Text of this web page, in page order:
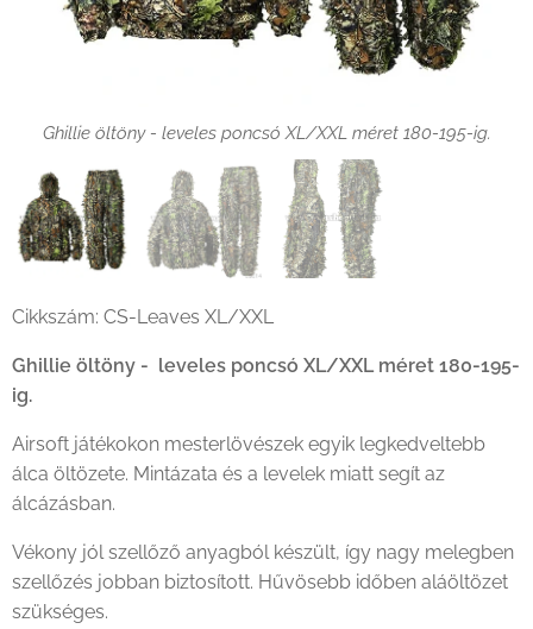
Ghillie öltöny - leveles poncsó XL/XXL méret 180-195-ig.
Ghillie öltöny - leveles poncsó XL/XXL méret 180-195-ig.
Ghillie öltöny - leveles poncsó XL/XXL méret 180-195-ig.
Cikkszám: CS-Leaves XL/XXL
Ghillie öltöny - leveles poncsó XL/XXL méret 180-195-
ig.
Airsoft játékokon mesterlövészek egyik legkedveltebb
álca öltözete. Mintázata és a levelek miatt segít az
álcázásban.
Vékony jól szellőző anyagból készült, így nagy melegben
szellőzés jobban biztosított. Hűvösebb időben aláöltözet
szükséges.